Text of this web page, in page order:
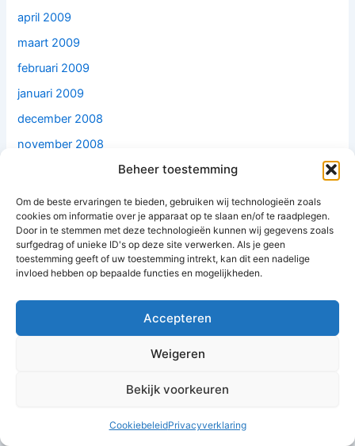
Beheer toestemming
Om de beste ervaringen te bieden, gebruiken wij technologieën zoals
cookies om informatie over je apparaat op te slaan en/of te raadplegen.
Door in te stemmen met deze technologieën kunnen wij gegevens zoals
surfgedrag of unieke ID's op deze site verwerken. Als je geen
toestemming geeft of uw toestemming intrekt, kan dit een nadelige
invloed hebben op bepaalde functies en mogelijkheden.
Accepteren
Weigeren
Bekijk voorkeuren
CookiebeleidPrivacyverklaring
april 2009
maart 2009
februari 2009
januari 2009
december 2008
november 2008
september 2008
juli 2008
juni 2008
mei 2008